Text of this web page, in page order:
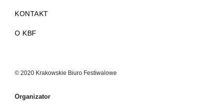
KONTAKT
O KBF
© 2020 Krakowskie Biuro Festiwalowe
Organizator